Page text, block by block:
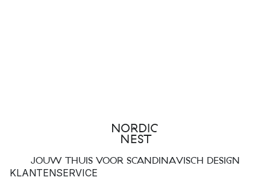
JOUW THUIS VOOR SCANDINAVISCH DESIGN
KLANTENSERVICE